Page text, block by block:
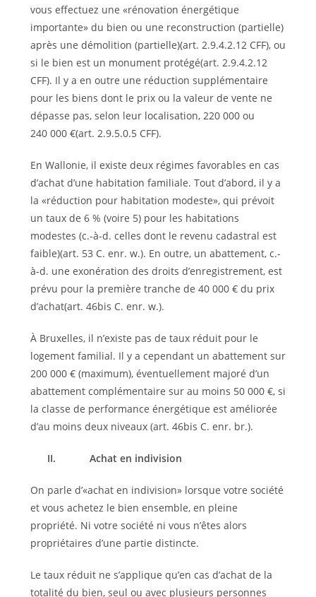
vous effectuez une «rénovation énergétique
importante» du bien ou une reconstruction (partielle)
après une démolition (partielle)(art. 2.9.4.2.12 CFF), ou
si le bien est un monument protégé(art. 2.9.4.2.12
CFF). Il y a en outre une réduction supplémentaire
pour les biens dont le prix ou la valeur de vente ne
dépasse pas, selon leur localisation, 220 000 ou
240 000 €(art. 2.9.5.0.5 CFF).
En Wallonie, il existe deux régimes favorables en cas
d’achat d’une habitation familiale. Tout d’abord, il y a
la «réduction pour habitation modeste», qui prévoit
un taux de 6 % (voire 5) pour les habitations
modestes (c.-à-d. celles dont le revenu cadastral est
faible)(art. 53 C. enr. w.). En outre, un abattement, c.-
à-d. une exonération des droits d’enregistrement, est
prévu pour la première tranche de 40 000 € du prix
d’achat(art. 46bis C. enr. w.).
À Bruxelles, il n’existe pas de taux réduit pour le
logement familial. Il y a cependant un abattement sur
200 000 € (maximum), éventuellement majoré d’un
abattement complémentaire sur au moins 50 000 €, si
la classe de performance énergétique est améliorée
d’au moins deux niveaux (art. 46bis C. enr. br.).
II. Achat en indivision
On parle d’«achat en indivision» lorsque votre société
et vous achetez le bien ensemble, en pleine
propriété. Ni votre société ni vous n’êtes alors
propriétaires d’une partie distincte.
Le taux réduit ne s’applique qu’en cas d’achat de la
totalité du bien, seul ou avec plusieurs personnes